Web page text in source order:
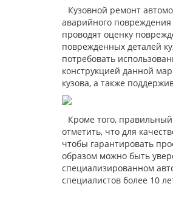
Кузовной ремонт
аварийного
проводят оценку
поврежденных деталей
потребовать
конструкцией данной
кузова, а также
Кроме того,
отметить, что для
чтобы гарантировать
образом можно быть
специализированном
специалистов более 10